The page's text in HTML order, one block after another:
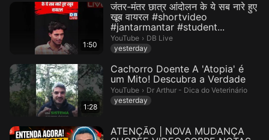
1:50
जंतर-मंतर छात्र आंदोलन के ये सब नारे हुए
खूब वायरल #shortvideo
#jantarmantar #student...
YouTube › DB Live.
DB Live
yesterday
1:28
Cachorro Doente A 'Atopia' é
um Mito! Descubra a Verdade
YouTube › Dr Arthur - Dica do Veterinário.
Dr Arthur - Dica do Veterinário
yesterday
ATENÇÃO | NOVA MUDANÇA